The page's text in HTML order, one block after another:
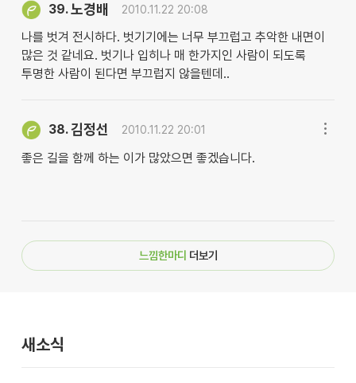
39.노경배 2010.11.22 20:08
나를 벗겨 전시하다. 벗기기에는 너무 부끄럽고 추악한 내면이
많은 것 같네요. 벗기나 입히나 매 한가지인 사람이 되도록
투명한 사람이 된다면 부끄럽지 않을텐데..
38.김정선 2010.11.22 20:01
좋은 길을 함께 하는 이가 많았으면 좋겠습니다.
느낌한마디 더보기
새소식